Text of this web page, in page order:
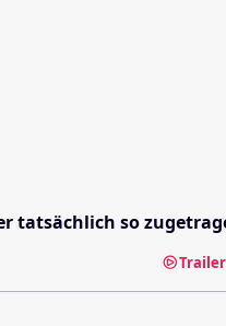
tatsächlich so